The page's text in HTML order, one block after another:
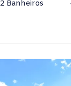
2 Banheiros